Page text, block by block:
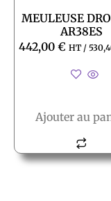
MEULEUSE
AR38ES
442,00 € HT /
Ajouter au